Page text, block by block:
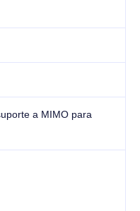
a MIMO para